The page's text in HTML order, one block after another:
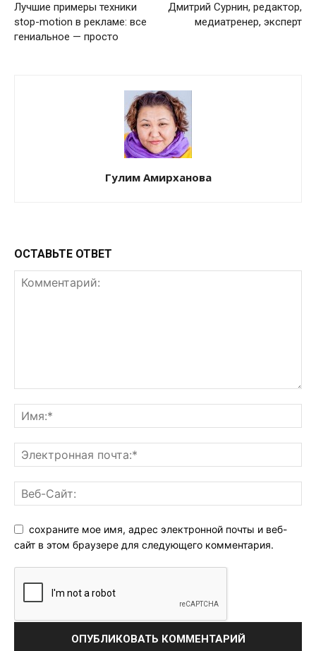
Лучшие примеры техники
stop-motion в рекламе: все
гениальное — просто
Дмитрий Сурнин, редактор,
медиатренер, эксперт
Гулим Амирханова
ОСТАВЬТЕ ОТВЕТ
сохраните мое имя, адрес электронной почты и веб-
сайт в этом браузере для следующего комментария.